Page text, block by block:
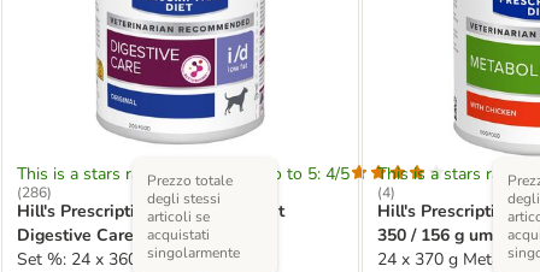
This is a stars rating area from zero to 5: 4/5
(286)
Hill's Prescription Diet i/d Low Fat
Digestive Care umido per cani
Set %: 24 x 360 g
Prezzo totale
degli stessi
articoli se
acquistati
singolarmente
This is a stars rating
(4)
Hill's Prescription
350 / 156 g umido
24 x 370 g